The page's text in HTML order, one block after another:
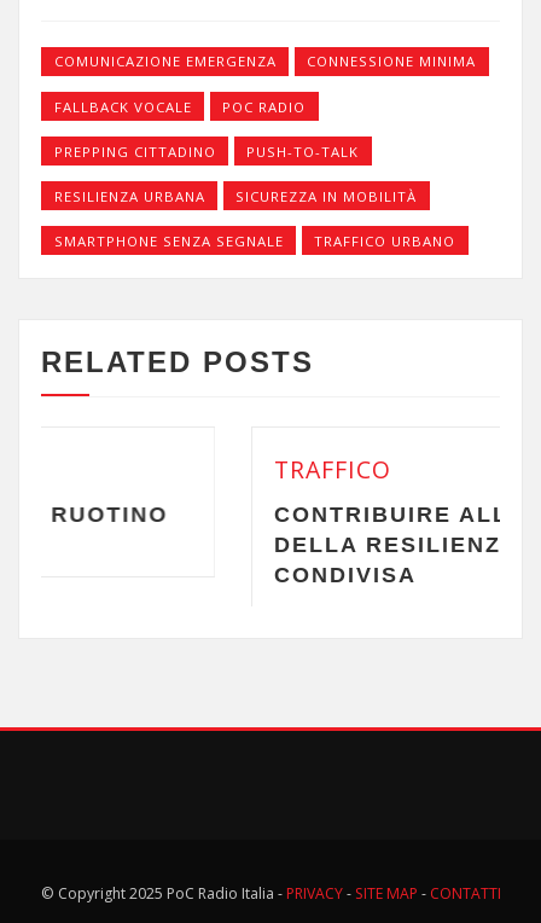
COMUNICAZIONE EMERGENZA CONNESSIONE MINIMA
FALLBACK VOCALE POC RADIO
PREPPING CITTADINO PUSH-TO-TALK
RESILIENZA URBANA SICUREZZA IN MOBILITÀ
SMARTPHONE SENZA SEGNALE TRAFFICO URBANO
RELATED POSTS
CONTRIBUIRE ALLA CULTURA
DELLA RESILIENZA URBANA
CONDIVISA
© Copyright 2025 PoC Radio Italia -PRIVACY- SITE MAP - CONTATTI